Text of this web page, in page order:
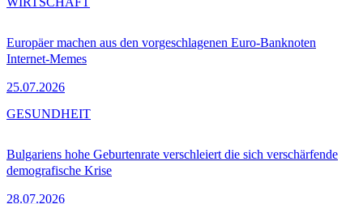
Europäer machen aus den vorgeschlagenen Euro-Banknoten
Internet-Memes
25.07.2026
Bulgariens hohe Geburtenrate verschleiert die sich verschärfende
demografische Krise
28.07.2026
GESUNDHEIT